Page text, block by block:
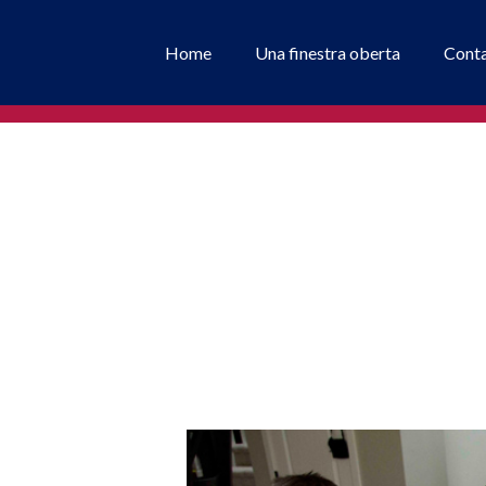
Home Una finestra oberta